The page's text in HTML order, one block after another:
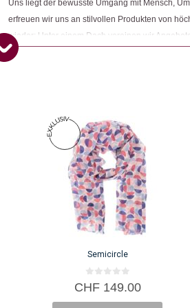
Dieses Produkt weiterempfehlen:
Uns liegt der bewusste Umgang mit Mensch,
erfreuen wir uns an stilvollen Produkten von
wieder: Unter einem Dach vereinen wir
Konsumbewusstseins nach mehr Sinn und
Semicircle
0
v
CHF149.00